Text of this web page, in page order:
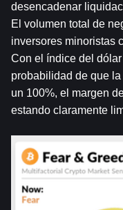
desencadenar
El volumen total de
inversores minoristas
Con el índice del
probabilidad de que
un 100%, el margen
estando claramente